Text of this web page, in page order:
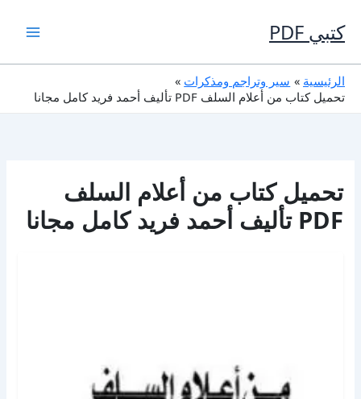
إلى
المحتوى
كتبي PDF
الرئيسية
سير وتراجم ومذكرات
تحميل كتاب من أعلام السلف PDF تأليف أحمد فريد كامل مجانا
تحميل كتاب من أعلام السلف
PDF تأليف أحمد فريد كامل مجانا